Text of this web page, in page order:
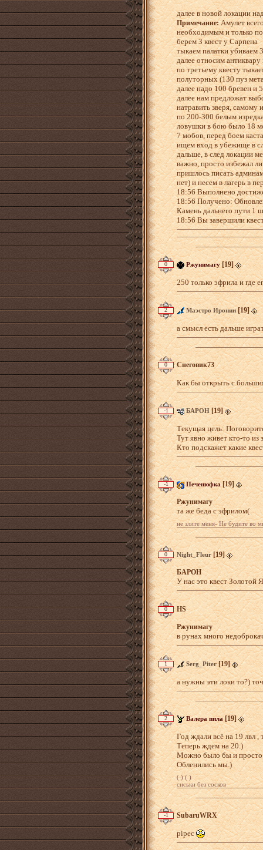
далее в новой локации
Примечание:Амулет
необходимым и только
берем 3 квест у Сарпена
тыкаем палатки убиваем
далее относим
по третьему квесту
полуторных (130 пуз
далее надо 100 бревен и
далее нам предложат
натравить зверя,
по 200-300 белым
ловушки в бою было 18
7 мобов, перед боем
ищем вход в убежище в
дальше, в след локации
важно, просто избежал
пришлось писать
нет) и несем в лагерь в
18:56 Выполнено
18:56 Получено:
Камень дальнего пути 1
18:56 Вы завершили
Загрузка...
0 Ржунимагу [19]
250 только эфрила и где
2 Маэстро Иронии [19]
а смысл есть дальше
Загрузка...
0 Снеговик73
Как бы открыть с
-1 БАРОН [19]
Текущая цель:
Тут явно живет кто-то из
Кто подскажет какие
Загрузка...
-1 Печенюфка [19]
Ржунимагу
та же беда с эфрилом(
не злите меня- Не будите во
Загрузка...
0 Night_Fleur [19]
БАРОН
У нас это квест Золотой
0 HS
Ржунимагу
в рунах много
1 Serg_Piter [19]
а нужны эти локи то?)
Загрузка...
2 Валера пила [19]
Год ждали всё на 19 лвл ,
Теперь ждем на 20.)
Можно было бы и просто
Обленились мы.)
( ) ( )
сиськи без сосков
Загрузка...
-1 SubaruWRX
pipec